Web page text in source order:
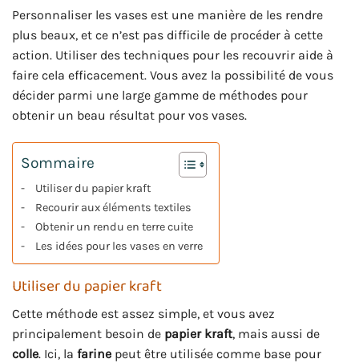
Personnaliser les vases est une manière de les rendre
plus beaux, et ce n’est pas difficile de procéder à cette
action. Utiliser des techniques pour les recouvrir aide à
faire cela efficacement. Vous avez la possibilité de vous
décider parmi une large gamme de méthodes pour
obtenir un beau résultat pour vos vases.
Sommaire
Utiliser du papier kraft
Recourir aux éléments textiles
Obtenir un rendu en terre cuite
Les idées pour les vases en verre
Utiliser du papier kraft
Cette méthode est assez simple, et vous avez
principalement besoin de papier kraft, mais aussi de
colle. Ici, la farine peut être utilisée comme base pour